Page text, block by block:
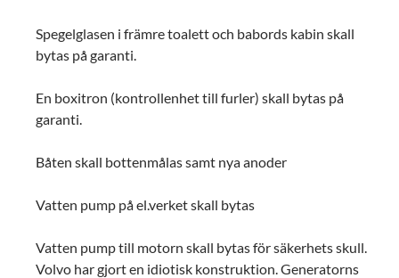
Spegelglasen i främre toalett och babords kabin skall
bytas på garanti.
En boxitron (kontrollenhet till furler) skall bytas på
garanti.
Båten skall bottenmålas samt nya anoder
Vatten pump på el.verket skall bytas
Vatten pump till motorn skall bytas för säkerhets skull.
Volvo har gjort en idiotisk konstruktion. Generatorns